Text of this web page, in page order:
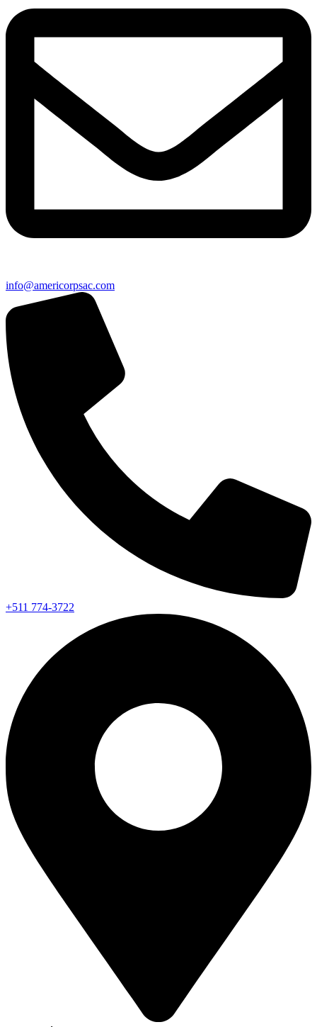
info@americorpsac.com
+511 774-3722